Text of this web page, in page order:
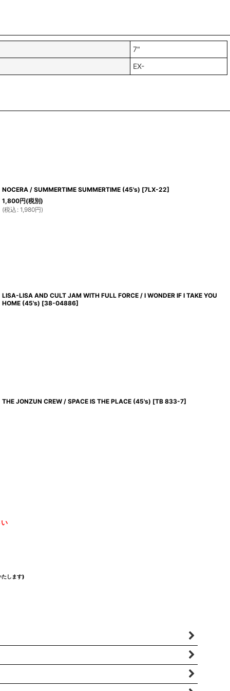
7"
EX-
NOCERA / SUMMERTIME SUMMERTIME (45's) [7LX-22]
1,800円(税別)
(税込 : 1,980円)
LISA-LISA AND CULT JAM WITH FULL FORCE / I WONDER IF I TAKE YOU
HOME (45's) [38-04886]
THE JONZUN CREW / SPACE IS THE PLACE (45's) [TB 833-7]
たします)